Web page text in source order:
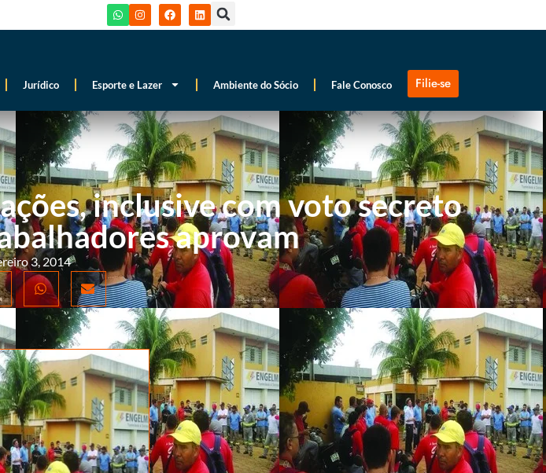
Jurídico Esporte e Lazer Ambiente do Sócio Fale Conosco Filie-se
inclusive com voto secreto
aprovam
3, 2014